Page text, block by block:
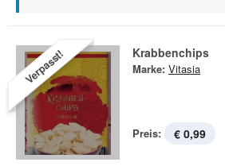
Verpasst! Krabbenchips
Marke: Vitasia
Preis: € 0,99